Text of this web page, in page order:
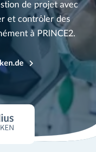
de projet avec
et contrôler des
à PRINCE2.